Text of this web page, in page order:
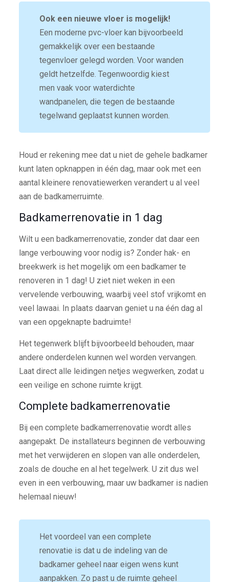
Ook een nieuwe vloer is mogelijk!
Een moderne pvc-vloer kan bijvoorbeeld
gemakkelijk over een bestaande
tegenvloer gelegd worden. Voor wanden
geldt hetzelfde. Tegenwoordig kiest
men vaak voor waterdichte
wandpanelen, die tegen de bestaande
tegelwand geplaatst kunnen worden.
Houd er rekening mee dat u niet de gehele badkamer
kunt laten opknappen in één dag, maar ook met een
aantal kleinere renovatiewerken verandert u al veel
aan de badkamerruimte.
Badkamerrenovatie in 1 dag
Wilt u een badkamerrenovatie, zonder dat daar een
lange verbouwing voor nodig is? Zonder hak- en
breekwerk is het mogelijk om een badkamer te
renoveren in 1 dag! U ziet niet weken in een
vervelende verbouwing, waarbij veel stof vrijkomt en
veel lawaai. In plaats daarvan geniet u na één dag al
van een opgeknapte badruimte!
Het tegenwerk blijft bijvoorbeeld behouden, maar
andere onderdelen kunnen wel worden vervangen.
Laat direct alle leidingen netjes wegwerken, zodat u
een veilige en schone ruimte krijgt.
Complete badkamerrenovatie
Bij een complete badkamerrenovatie wordt alles
aangepakt. De installateurs beginnen de verbouwing
met het verwijderen en slopen van alle onderdelen,
zoals de douche en al het tegelwerk. U zit dus wel
even in een verbouwing, maar uw badkamer is nadien
helemaal nieuw!
Het voordeel van een complete
renovatie is dat u de indeling van de
badkamer geheel naar eigen wens kunt
aanpakken. Zo past u de ruimte geheel